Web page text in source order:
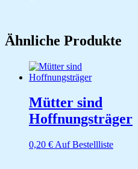
Ähnliche Produkte
Mütter sind
Hoffnungsträger
0,20 € Auf Bestellliste